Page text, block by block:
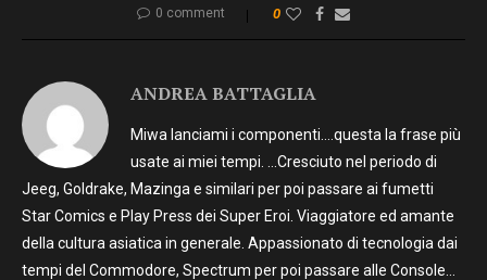
0 comment 0
ANDREA BATTAGLIA
Miwa lanciami i componenti….questa la frase più
usate ai miei tempi. …Cresciuto nel periodo di
Jeeg, Goldrake, Mazinga e similari per poi passare ai fumetti
Star Comics e Play Press dei Super Eroi. Viaggiatore ed amante
della cultura asiatica in generale. Appassionato di tecnologia dai
tempi del Commodore, Spectrum per poi passare alle Console…